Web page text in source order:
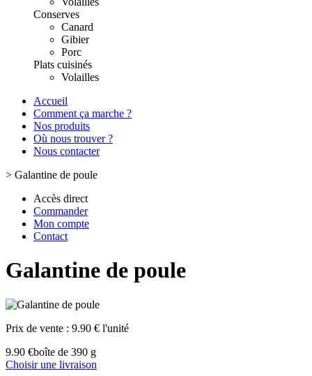
Conserves
Canard
Gibier
Porc
Plats cuisinés
Volailles
Accueil
Comment ça marche ?
Nos produits
Où nous trouver ?
Nous contacter
> Galantine de poule
Accès direct
Commander
Mon compte
Contact
Galantine de poule
Prix de vente : 9.90 € l'unité
9.90 €boîte de 390 g
Choisir une livraison